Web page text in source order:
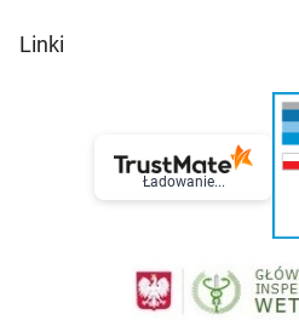
Linki
Ładowanie...